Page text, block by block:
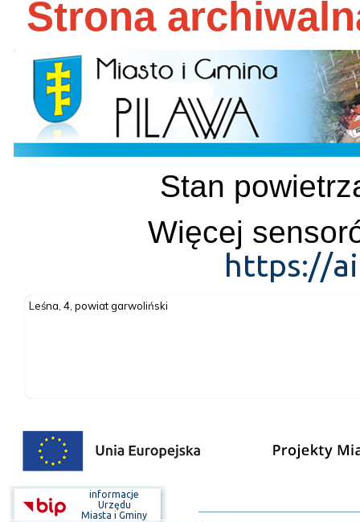
Strona
Stan
Więcej
https://
informacje
Urzędu
Miasta i Gminy